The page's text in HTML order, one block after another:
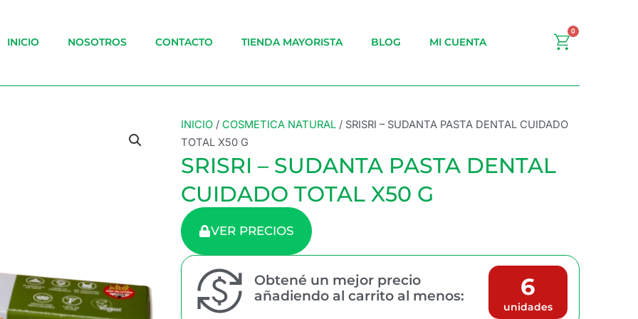
INICIO NOSOTROS CONTACTO TIENDA MAYORISTA BLOG MI CUENTA
0
Carrito
INICIO / COSMETICA NATURAL / SRISRI – SUDANTA PASTA DENTAL CUIDADO
TOTAL X50 G
SRISRI – SUDANTA PASTA DENTAL
CUIDADO TOTAL X50 G
VER PRECIOS
Obtené un mejor precio
añadiendo al carrito al menos:
6
unidades